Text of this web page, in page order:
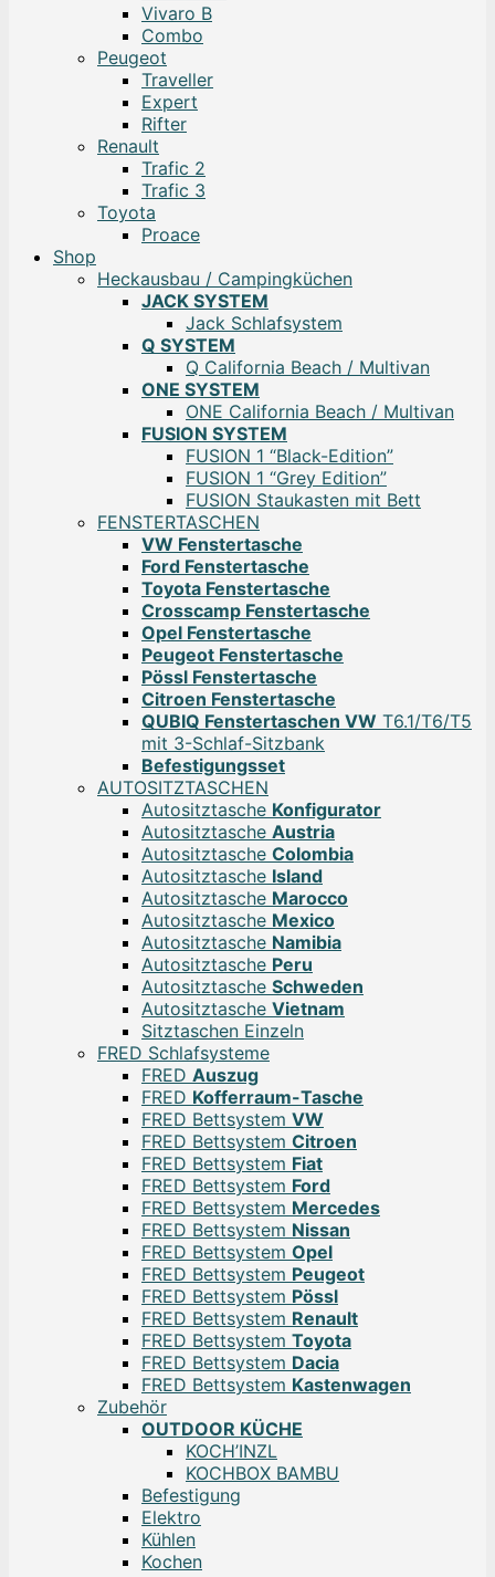
Vivaro B
Combo
Peugeot
Traveller
Expert
Rifter
Renault
Trafic 2
Trafic 3
Toyota
Proace
Shop
Heckausbau / Campingküchen
JACK SYSTEM
Jack Schlafsystem
Q SYSTEM
Q California Beach / Multivan
ONE SYSTEM
ONE California Beach / Multivan
FUSION SYSTEM
FUSION 1 “Black-Edition”
FUSION 1 “Grey Edition”
FUSION Staukasten mit Bett
FENSTERTASCHEN
VW Fenstertasche
Ford Fenstertasche
Toyota Fenstertasche
Crosscamp Fenstertasche
Opel Fenstertasche
Peugeot Fenstertasche
Pössl Fenstertasche
Citroen Fenstertasche
QUBIQ Fenstertaschen VW T6.1/T6/T5
mit 3-Schlaf-Sitzbank
Befestigungsset
AUTOSITZTASCHEN
Autositztasche Konfigurator
Autositztasche Austria
Autositztasche Colombia
Autositztasche Island
Autositztasche Marocco
Autositztasche Mexico
Autositztasche Namibia
Autositztasche Peru
Autositztasche Schweden
Autositztasche Vietnam
Sitztaschen Einzeln
FRED Schlafsysteme
FRED Auszug
FRED Kofferraum-Tasche
FRED Bettsystem VW
FRED Bettsystem Citroen
FRED Bettsystem Fiat
FRED Bettsystem Ford
FRED Bettsystem Mercedes
FRED Bettsystem Nissan
FRED Bettsystem Opel
FRED Bettsystem Peugeot
FRED Bettsystem Pössl
FRED Bettsystem Renault
FRED Bettsystem Toyota
FRED Bettsystem Dacia
FRED Bettsystem Kastenwagen
Zubehör
OUTDOOR KÜCHE
KOCH’INZL
KOCHBOX BAMBU
Befestigung
Elektro
Kühlen
Kochen